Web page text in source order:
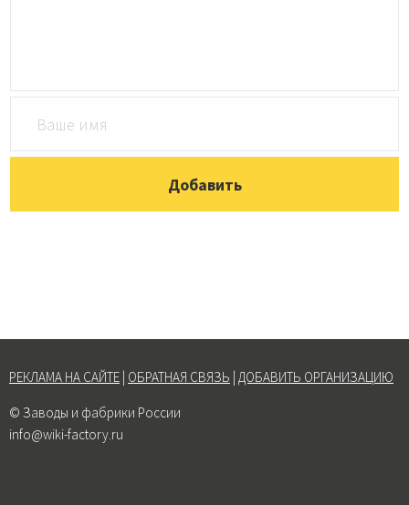
РЕКЛАМА НА САЙТЕ ОБРАТНАЯ СВЯЗЬ ДОБАВИТЬ ОРГАНИЗАЦИЮ
© Заводы и фабрики России
info@wiki-factory.ru